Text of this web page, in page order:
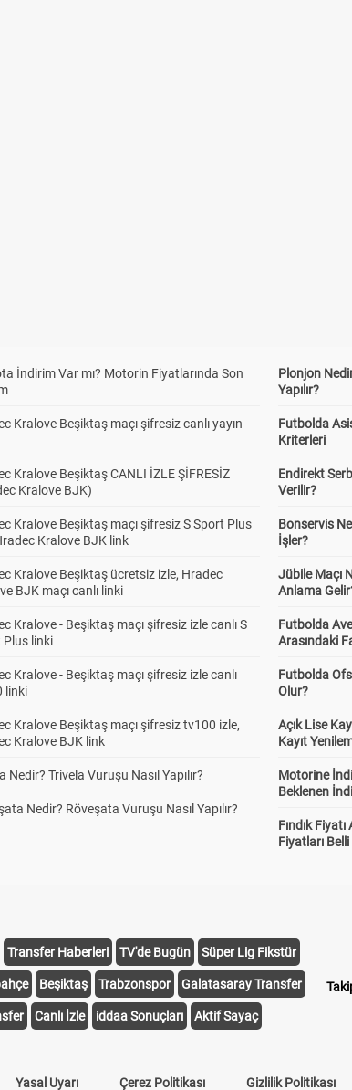
İndirim Var mı? Motorin Fiyatlarında Son
Kralove Beşiktaş maçı şifresiz canlı yayın
Kralove Beşiktaş CANLI İZLE ŞİFRESİZ
Kralove BJK)
Kralove Beşiktaş maçı şifresiz S Sport Plus
Kralove BJK link
Kralove Beşiktaş ücretsiz izle, Hradec
BJK maçı canlı linki
Kralove - Beşiktaş maçı şifresiz izle canlı S
Plus linki
Kralove - Beşiktaş maçı şifresiz izle canlı
linki
Kralove Beşiktaş maçı şifresiz tv100 izle,
Kralove BJK link
Nedir? Trivela Vuruşu Nasıl Yapılır?
Nedir? Röveşata Vuruşu Nasıl Yapılır?
Plonjon
Yapılır?
Futbolda
Kriterleri
Endirekt
Verilir?
Bonservis
İşler?
Jübile Maçı
Anlama
Futbolda
Arasındaki
Futbolda
Olur?
Açık Lise
Kayıt
Motorine
Beklenen
Fındık Fiyatı
Fiyatları
Transfer Haberleri TV'de Bugün Süper Lig Fikstür
Beşiktaş Trabzonspor Galatasaray Transfer
Canlı İzle iddaa Sonuçları Aktif Sayaç
Yasal Uyarı Çerez Politikası Gizlilik Politikası